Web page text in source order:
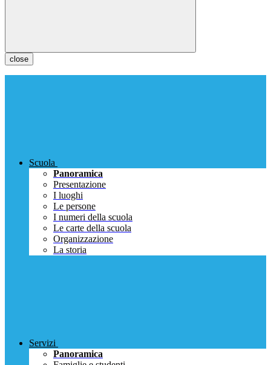
close
Scuola
Panoramica
Presentazione
I luoghi
Le persone
I numeri della scuola
Le carte della scuola
Organizzazione
La storia
Servizi
Panoramica